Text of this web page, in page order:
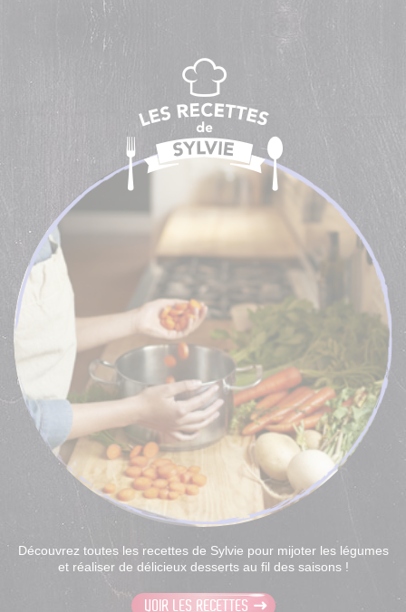
Découvrez toutes les recettes de Sylvie pour mijoter les légumes
et réaliser de délicieux desserts au fil des saisons !
VOIR LES RECETTES